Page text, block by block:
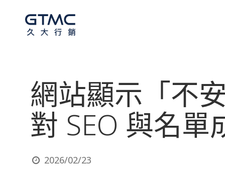
網站顯示「不
對 SEO 與名
2026/02/23